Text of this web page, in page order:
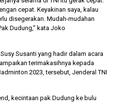
cepat. Keyakinan saya, kalau
disegerakan. Mudah-mudahan
Dudung,” kata Joko
Susanti yang hadir dalam acara
terimakasihnya kepada
2023, tersebut, Jenderal TNI
kecintaan pak Dudung ke bulu